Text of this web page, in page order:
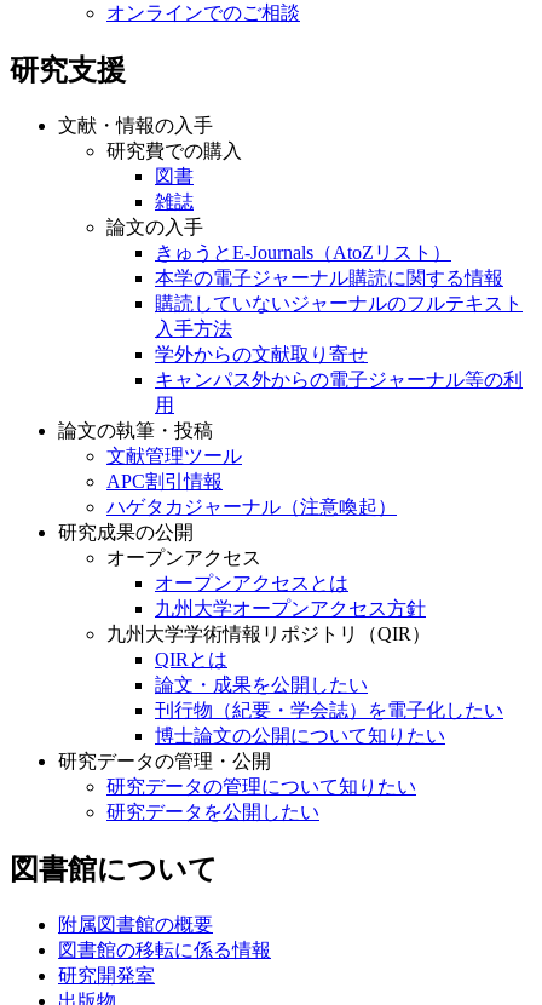
オンラインでのご相談
研究支援
文献・情報の入手
研究費での購入
図書
雑誌
論文の入手
きゅうとE-Journals（AtoZリスト）
本学の電子ジャーナル購読に関する情報
購読していないジャーナルのフルテキスト
入手方法
学外からの文献取り寄せ
キャンパス外からの電子ジャーナル等の利
用
論文の執筆・投稿
文献管理ツール
APC割引情報
ハゲタカジャーナル（注意喚起）
研究成果の公開
オープンアクセス
オープンアクセスとは
九州大学オープンアクセス方針
九州大学学術情報リポジトリ（QIR）
QIRとは
論文・成果を公開したい
刊行物（紀要・学会誌）を電子化したい
博士論文の公開について知りたい
研究データの管理・公開
研究データの管理について知りたい
研究データを公開したい
図書館について
附属図書館の概要
図書館の移転に係る情報
研究開発室
出版物